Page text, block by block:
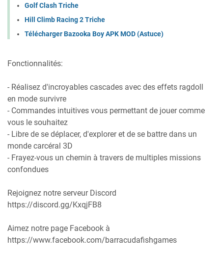
Golf Clash Triche
Hill Climb Racing 2 Triche
Télécharger Bazooka Boy APK MOD (Astuce)
Fonctionnalités:
- Réalisez d'incroyables cascades avec des effets ragdoll
en mode survivre
- Commandes intuitives vous permettant de jouer comme
vous le souhaitez
- Libre de se déplacer, d'explorer et de se battre dans un
monde carcéral 3D
- Frayez-vous un chemin à travers de multiples missions
confondues
Rejoignez notre serveur Discord
https://discord.gg/KxqjFB8
Aimez notre page Facebook à
https://www.facebook.com/barracudafishgames